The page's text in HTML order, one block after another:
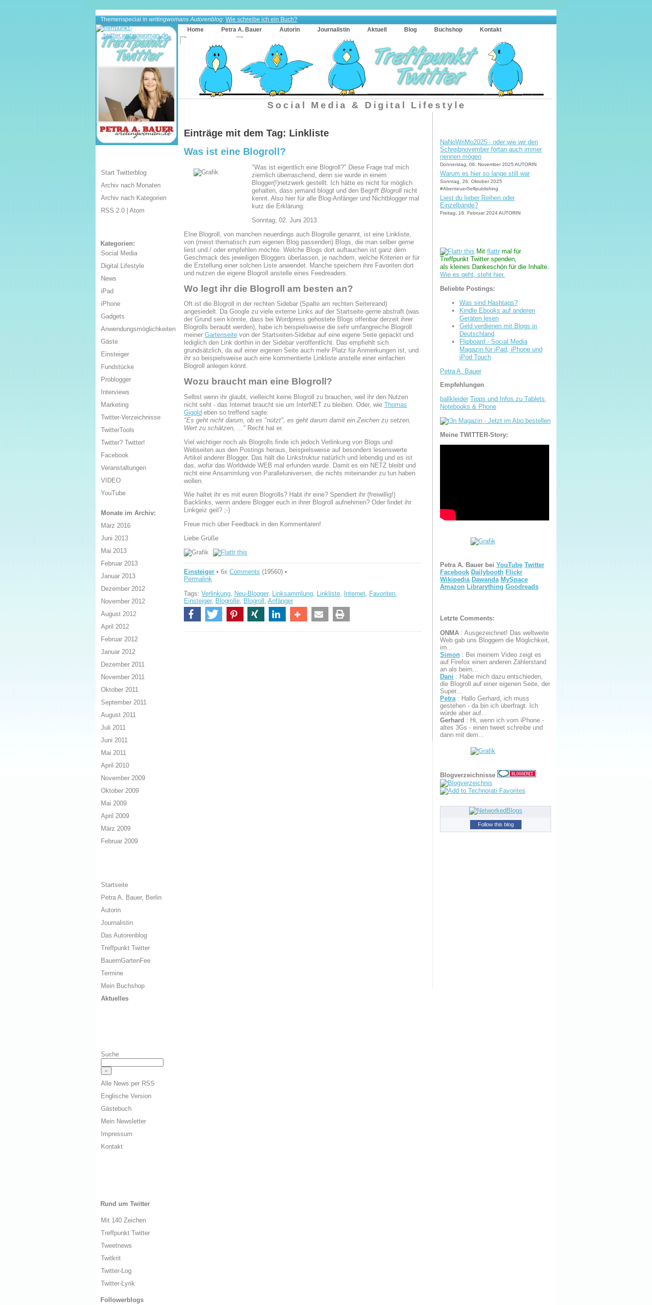
Themenspecial in writingwomans Autorenblog: Wie schreibe ich ein Buch?
Home
Petra A. Bauer Autorin Journalistin Aktuell Blog Buchshop Kontakt
Social Media & Digital Lifestyle
Einträge mit dem Tag: Linkliste
Was ist eine Blogroll?
"Was ist eigentlich eine Blogroll?" Diese Frage traf mich
ziemlich überraschend, denn sie wurde in einem
Blogger(!)netzwerk gestellt. Ich hätte es nicht für möglich
gehalten, dass jemand bloggt und den Begriff Blogroll nicht
kennt. Also hier für alle Blog-Anfänger und Nichtblogger mal
kurz die Erklärung:
Sonntag, 02. Juni 2013
EIne Blogroll, von manchen neuerdings auch Blogrolle genannt, ist eine Linkliste,
von (meist thematisch zum eigenen Blog passenden) Blogs, die man selber gerne
liest und / oder empfehlen möchte. Welche Blogs dort auftauchen ist ganz dem
Geschmack des jeweiligen Bloggers überlassen, je nachdem, welche Kriterien er für
die Erstellung einer solchen Liste anwendet. Manche speichern ihre Favoriten dort
und nutzen die eigene Blogroll anstelle eines Feedreaders.
Wo legt ihr die Blogroll am besten an?
Oft ist die Blogroll in der rechten Sidebar (Spalte am rechten Seitenrand)
angesiedelt. Da Google zu viele externe Links auf der Startseite gerne abstraft (was
der Grund sein könnte, dass bei Wordpress gehostete Blogs offenbar derzeit ihrer
Blogrolls beraubt werden), habe ich beispielsweise die sehr umfangreiche Blogroll
meiner Gartenseite von der Startseiten-Sidebar auf eine eigene Seite gepackt und
lediglich den Link dorthin in der Sidebar veröffentlicht. Das empfiehlt sich
grundsätzlich, da auf einer eigenen Seite auch mehr Platz für Anmerkungen ist, und
ihr so beispielsweise auch eine kommentierte Linkliste anstelle einer einfachen
Blogroll anlegen könnt.
Wozu braucht man eine Blogroll?
Selbst wenn ihr glaubt, vielleicht keine Blogroll zu brauchen, weil ihr den Nutzen
nicht seht - das Internet braucht sie um InterNET zu bleiben. Oder, wie Thomas
Gigold eben so treffend sagte:
"Es geht nicht darum, ob es "nützt", es geht darum damit ein Zeichen zu setzen,
Wert zu schätzen, ..." Recht hat er.
Viel wichtiger noch als Blogrolls finde ich jedoch Verlinkung von Blogs und
Webseiten aus den Postings heraus, beispielsweise auf besonders lesenswerte
Artikel anderer Blogger. Das hält die Linkstruktur natürlich und lebendig und es ist
das, wofür das Worldwide WEB mal erfunden wurde. Damit es ein NETZ bleibt und
nicht eine Ansammlung von Paralleluniversen, die nichts miteinander zu tun haben
wollen.
Wie haltet ihr es mit euren Blogrolls? Habt ihr eine? Spendiert ihr (freiwillig!)
Backlinks, wenn andere Blogger euch in ihrer Blogroll aufnehmen? Oder findet ihr
Linkgeiz geil? ;-)
Freue mich über Feedback in den Kommentaren!
Liebe Grüße
Einsteiger • 6x Comments (19560) •
Permalink
Tags: Verlinkung Neu-Blogger, Linksammlung Linkliste Internet Favoriten
Einsteiger, Blogrolle Blogroll Anfänger
NaNoWriMo2025 - oder wie wir den
Schreibnovember fortan auch immer
nennen mögen
Donnerstag, 06. November 2025 AUTORIN
Warum es hier so lange still war
Sonntag, 26. Oktober 2025
#AbenteuerSelfpublishing
Liest du lieber Reihen oder
Einzelbände?
Freitag, 16. Februar 2024 AUTORIN
Mit flattr mal für
Treffpunkt Twitter spenden,
als kleines Dankeschön für die Inhalte.
Wie es geht, steht hier.
Beliebte Postings:
Was sind Hashtags?
Kindle Ebooks auf anderen
Geräten lesen
Geld verdienen mit Blogs in
Deutschland
Flipboard - Social Media
Magazin für iPad, iPhone und
iPod Touch
Petra A. Bauer
Empfehlungen
ballkleider Tipps und Infos zu Tablets,
Notebooks & Phone
Meine TWITTER-Story:
Petra A. Bauer bei YouTube Twitter
Facebook Dailybooth Flickr
Wikipedia Dawanda MySpace
Amazon Librarything Goodreads
Letzte Comments:
ONMA : Ausgezeichnet! Das weltweite
Web gab uns Bloggern die Möglichkeit,
im...
Simon : Bei meinem Video zeigt es
auf Firefox einen anderen Zählerstand
an als beim...
Dani : Habe mich dazu entschieden,
die Blogroll auf einer eigenen Seite, der
Super...
Petra : Hallo Gerhard, ich muss
gestehen - da bin ich überfragt. Ich
würde aber auf...
Gerhard : Hi, wenn ich vom iPhone -
altes 3Gs - einen tweet schreibe und
dann mit dem...
Blogverzeichnisse
Follow this blog
Start Twitterblog
Archiv nach Monaten
Archiv nach Kategorien
RSS 2.0 | Atom
Kategorien:
Social Media
Digital Lifestyle
News
iPad
iPhone
Gadgets
Anwendungsmöglichkeiten
Gäste
Einsteiger
Fundstücke
Problogger
Interviews
Marketing
Twitter-Verzeichnisse
TwitterTools
Twitter? Twitter!
Facebook
Veranstaltungen
VIDEO
YouTube
Monate im Archiv:
März 2016
Juni 2013
Mai 2013
Februar 2013
Januar 2013
Dezember 2012
November 2012
August 2012
April 2012
Februar 2012
Januar 2012
Dezember 2011
November 2011
Oktober 2011
September 2011
August 2011
Juli 2011
Juni 2011
Mai 2011
April 2010
November 2009
Oktober 2009
Mai 2009
April 2009
März 2009
Februar 2009
Startseite
Petra A. Bauer, Berlin
Autorin
Journalistin
Das Autorenblog
Treffpunkt Twitter
BauernGartenFee
Termine
Mein Buchshop
Aktuelles
Suche
Alle News per RSS
Englische Version
Gästebuch
Mein Newsletter
Impressum
Kontakt
Rund um Twitter
Mit 140 Zeichen
Treffpunkt Twitter
Tweetnews
Twitkrit
Twitter-Log
Twitter-Lyrik
Followerblogs